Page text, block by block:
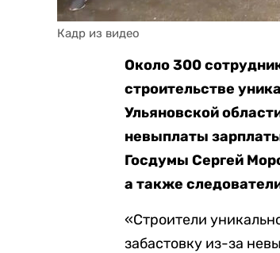
Кадр из видео
Около 300
строительстве
Ульяновской
невыплаты
Госдумы Сергей
а также
«Строители
забастовку из-за